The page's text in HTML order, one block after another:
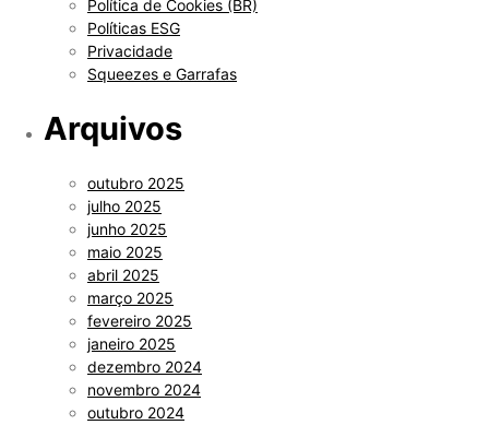
Política de Cookies (BR)
Políticas ESG
Privacidade
Squeezes e Garrafas
Arquivos
outubro 2025
julho 2025
junho 2025
maio 2025
abril 2025
março 2025
fevereiro 2025
janeiro 2025
dezembro 2024
novembro 2024
outubro 2024